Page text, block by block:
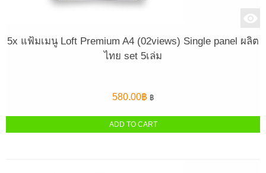
5x แฟ้มเมนู Loft Premium A4 (02views) Single panel ผลิต
ไทย set 5เล่ม
580.00฿ ฿
ADD TO CART